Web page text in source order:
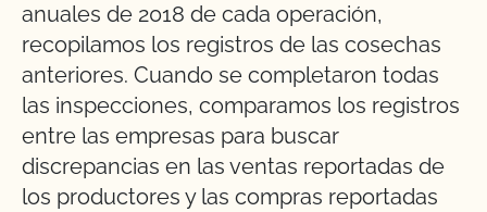
anuales de 2018 de cada operación,
recopilamos los registros de las cosechas
anteriores. Cuando se completaron todas
las inspecciones, comparamos los registros
entre las empresas para buscar
discrepancias en las ventas reportadas de
los productores y las compras reportadas